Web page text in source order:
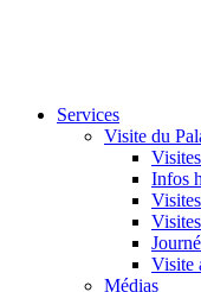
Services
Visite du
Infos
Visite
Médias